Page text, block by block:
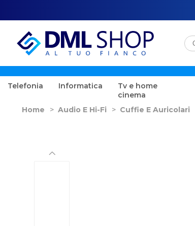
Telefonia Informatica
Tv e home
cinema
Home > Audio E Hi-Fi > Cuffie E Auricolari